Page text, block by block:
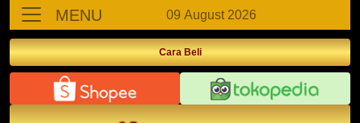
MENU 09 August 2026
Cara Beli